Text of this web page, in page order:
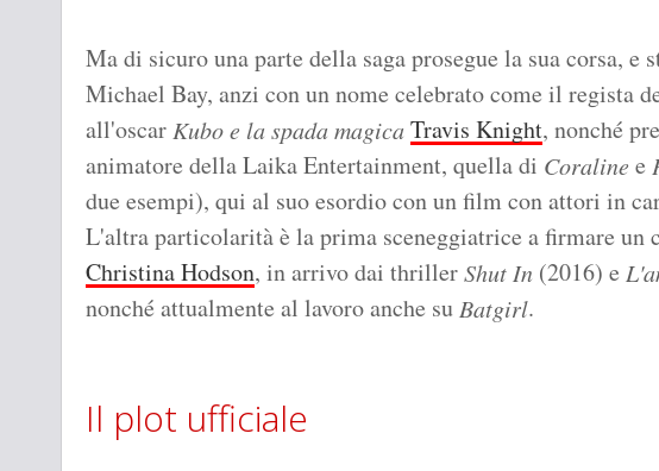
Ma di sicuro una parte della saga prosegue la sua corsa, e
Michael Bay, anzi con un nome celebrato come il regista
all'oscarKubo e la spada magicaTravis Knight, nonché
animatore della Laika Entertainment, quella di Coraline e
due esempi), qui al suo esordio con un film con attori in
L'altra particolarità è la prima sceneggiatrice a firmare un
Christina Hodson, in arrivo dai thrillerShut In (2016) e
nonché attualmente al lavoro anche suBatgirl.
Il plot ufficiale